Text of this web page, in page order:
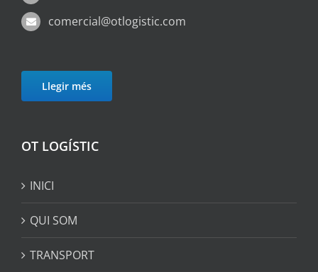
comercial@otlogistic.com
Llegir més
OT LOGÍSTIC
INICI
QUI SOM
TRANSPORT